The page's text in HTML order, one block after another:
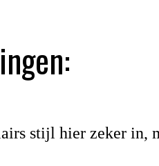
stijl hier zeker in,